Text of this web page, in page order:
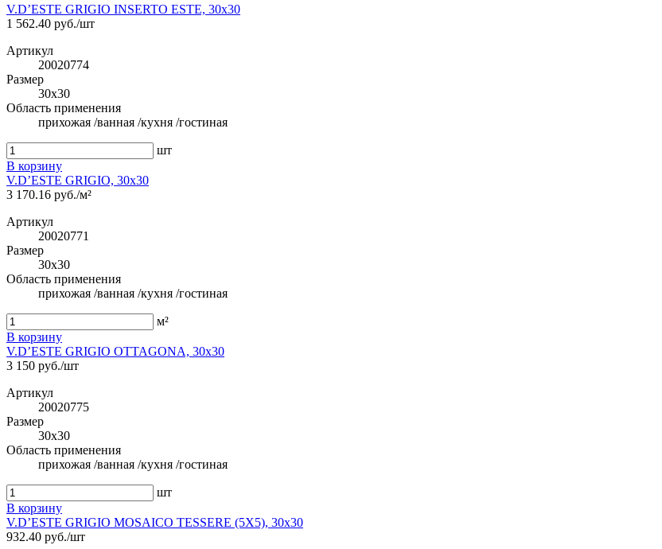
V.D’ESTE GRIGIO INSERTO ESTE, 30x30
1 562.40 руб./шт
Артикул
20020774
Размер
30x30
Область применения
прихожая /ванная /кухня /гостиная
шт
В корзину
V.D’ESTE GRIGIO, 30x30
3 170.16 руб./м²
Артикул
20020771
Размер
30x30
Область применения
прихожая /ванная /кухня /гостиная
м²
В корзину
V.D’ESTE GRIGIO OTTAGONA, 30x30
3 150 руб./шт
Артикул
20020775
Размер
30x30
Область применения
прихожая /ванная /кухня /гостиная
шт
В корзину
V.D’ESTE GRIGIO MOSAICO TESSERE (5X5), 30x30
932.40 руб./шт